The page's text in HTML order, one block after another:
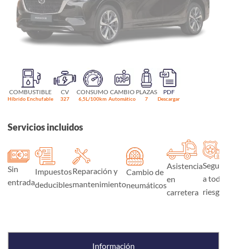
COMBUSTIBLE
Híbrido Enchufable
CV
327
CONSUMO
6,5L/100km
CAMBIO
Automático
PLAZAS
7
PDF
Descargar
Servicios incluidos
Sin
entrada
Impuestos
deducibles
Reparación y
mantenimiento
Cambio de
neumáticos
Asistencia
en
carretera
Seguro
a todo
riesgo
Información